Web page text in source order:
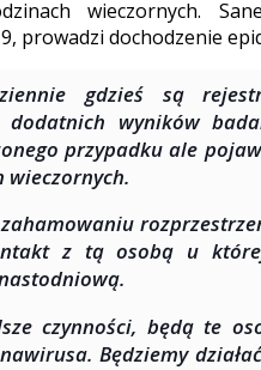
wieczornych.
prowadzi dochodzenie
gdzieś są
wyników
przypadku ale
wieczornych.
z tą osobą u
czynności, będą te
Będziemy